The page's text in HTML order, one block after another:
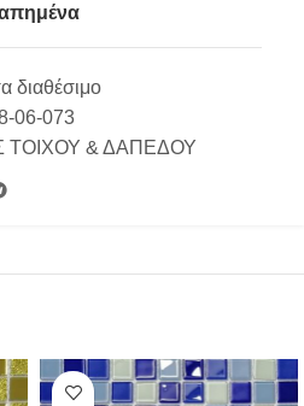
διαθέσιμο
06-073
ΤΟΙΧΟΥ & ΔΑΠΕΔΟΥ